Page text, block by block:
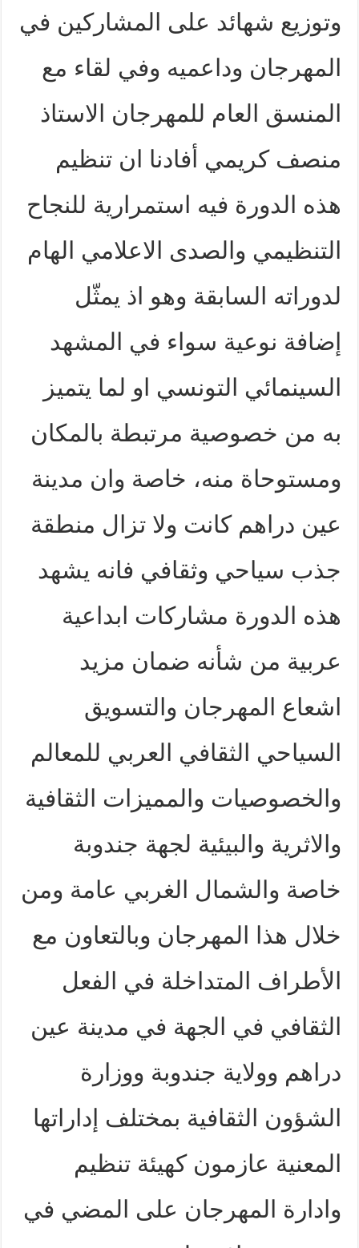
وتوزيع شهائد على المشاركين في
المهرجان وداعميه وفي لقاء مع
المنسق العام للمهرجان الاستاذ
منصف كريمي أفادنا ان تنظيم
هذه الدورة فيه استمرارية للنجاح
التنظيمي والصدى الاعلامي الهام
لدوراته السابقة وهو اذ يمثّل
إضافة نوعية سواء في المشهد
السينمائي التونسي او لما يتميز
به من خصوصية مرتبطة بالمكان
ومستوحاة منه، خاصة وان مدينة
عين دراهم كانت ولا تزال منطقة
جذب سياحي وثقافي فانه يشهد
هذه الدورة مشاركات ابداعية
عربية من شأنه ضمان مزيد
اشعاع المهرجان والتسويق
السياحي الثقافي العربي للمعالم
والخصوصيات والمميزات الثقافية
والاثرية والبيئية لجهة جندوبة
خاصة والشمال الغربي عامة ومن
خلال هذا المهرجان وبالتعاون مع
الأطراف المتداخلة في الفعل
الثقافي في الجهة في مدينة عين
دراهم وولاية جندوبة ووزارة
الشؤون الثقافية بمختلف إداراتها
المعنية عازمون كهيئة تنظيم
وادارة المهرجان على المضي في